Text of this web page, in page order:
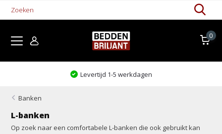
0
Levertijd 1-5 werkdagen
Banken
L-banken
Op zoek naar een comfortabele L-banken die ook gebruikt kan